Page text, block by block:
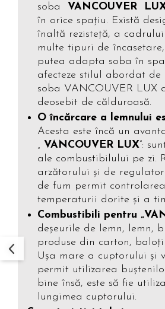
soba
VANCOUVER
în orice spațiu. Există
înaltă rezisteţă, a
multe tipuri de
putea adapta soba în
afecteze stilul abordat de
soba VANCOUVER LUX
deosebit de călduroasă.
O încărcare a lemnului
Acesta este încă un
„ VANCOUVER LUX”:
ale combustibilului pe zi.
arzătorului şi de
de fum permit
temperaturii dorite şi a
Combustibili pentru
deşeurile de lemn, lemn,
produse din carton,
Uşa mare a cuptorului şi
permit utilizarea
bine însă, este să fie
lungimea cuptorului.